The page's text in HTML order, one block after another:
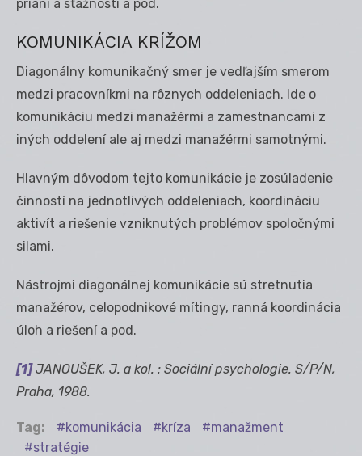
prianí a sťažností a pod.
KOMUNIKÁCIA KRÍŽOM
Diagonálny komunikačný smer je vedľajším smerom
medzi pracovníkmi na rôznych oddeleniach. Ide o
komunikáciu medzi manažérmi a zamestnancami z
iných oddelení ale aj medzi manažérmi samotnými.
Hlavným dôvodom tejto komunikácie je zosúladenie
činností na jednotlivých oddeleniach, koordináciu
aktivít a riešenie vzniknutých problémov spoločnými
silami.
Nástrojmi diagonálnej komunikácie sú stretnutia
manažérov, celopodnikové mítingy, ranná koordinácia
úloh a riešení a pod.
[1] JANOUŠEK, J. a kol. : Sociální psychologie. S/P/N,
Praha, 1988.
Tag: komunikácia kríza
manažment
stratégie